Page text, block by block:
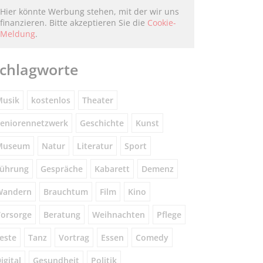
Hier könnte Werbung stehen, mit der wir uns
finanzieren. Bitte akzeptieren Sie die Cookie-
Meldung.
kostenlos Theater
Geschichte Kunst
Natur Literatur Sport
Gespräche Kabarett Demenz
Brauchtum Film Kino
Beratung Weihnachten Pflege
Tanz Vortrag Essen Comedy
Gesundheit Politik